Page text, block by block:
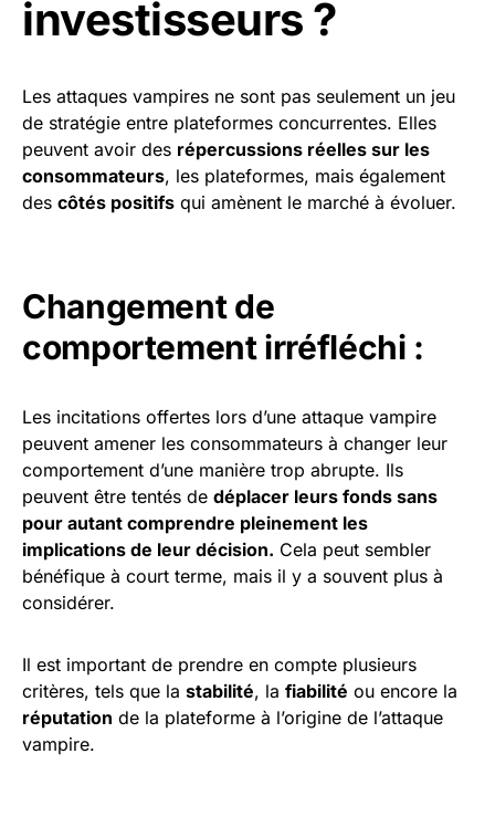
investisseurs ?
Les attaques vampires ne sont pas seulement un jeu
de stratégie entre plateformes concurrentes. Elles
peuvent avoir des répercussions réelles sur les
consommateurs, les plateformes, mais également
des côtés positifs qui amènent le marché à évoluer.
Changement de
comportement irréfléchi :
Les incitations offertes lors d’une attaque vampire
peuvent amener les consommateurs à changer leur
comportement d’une manière trop abrupte. Ils
peuvent être tentés de déplacer leurs fonds sans
pour autant comprendre pleinement les
implications de leur décision. Cela peut sembler
bénéfique à court terme, mais il y a souvent plus à
considérer.
Il est important de prendre en compte plusieurs
critères, tels que la stabilité, la fiabilité ou encore la
réputation de la plateforme à l’origine de l’attaque
vampire.